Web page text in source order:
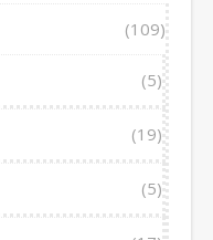
(109)
(5)
(19)
(5)